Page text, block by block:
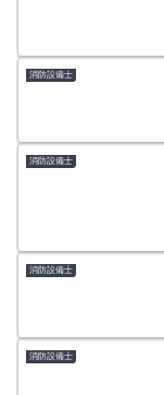
消防設備士
消防設備士
消防設備士
消防設備士